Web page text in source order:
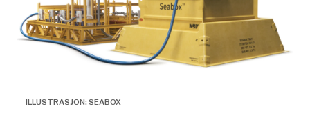
— ILLUSTRASJON: SEABOX